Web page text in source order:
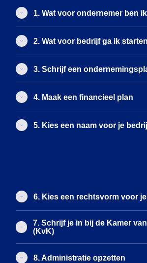
1. Wat voor ondernemer ben
2. Wat voor bedrijf ga ik
3. Schrijf een
4. Maak een financieel plan
5. Kies een naam voor je
6. Kies een rechtsvorm voor
7. Schrijf je in bij de Kamer
(KvK)
8. Administratie opzetten